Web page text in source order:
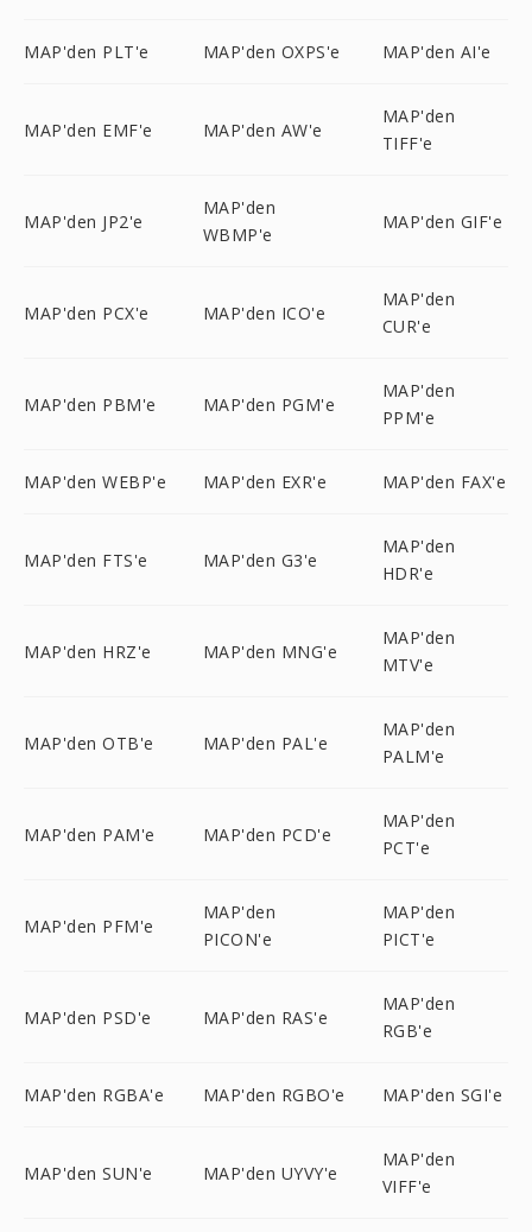
MAP'den PLT'e MAP'den OXPS'e MAP'den AI'e
MAP'den EMF'e MAP'den AW'e
MAP'den
TIFF'e
MAP'den JP2'e
MAP'den
WBMP'e
MAP'den GIF'e
MAP'den PCX'e MAP'den ICO'e
MAP'den
CUR'e
MAP'den PBM'e MAP'den PGM'e
MAP'den
PPM'e
MAP'den WEBP'e MAP'den EXR'e MAP'den FAX'e
MAP'den FTS'e MAP'den G3'e
MAP'den
HDR'e
MAP'den HRZ'e MAP'den MNG'e
MAP'den
MTV'e
MAP'den OTB'e MAP'den PAL'e
MAP'den
PALM'e
MAP'den PAM'e MAP'den PCD'e
MAP'den
PCT'e
MAP'den PFM'e
MAP'den
PICON'e
MAP'den
PICT'e
MAP'den PSD'e MAP'den RAS'e
MAP'den
RGB'e
MAP'den RGBA'e MAP'den RGBO'e MAP'den SGI'e
MAP'den SUN'e MAP'den UYVY'e
MAP'den
VIFF'e